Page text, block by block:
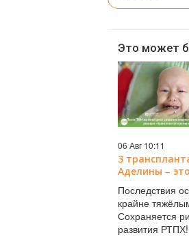
Это может
06 Авг 10:11
3
Аделины –
Впереди
самое
Помогите!
Последствия
крайне
Сохраняется
развития РТПХ!